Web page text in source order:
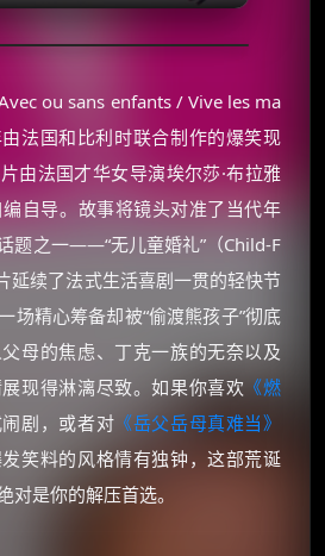
Avec ou sans enfants / Vive les ma
法国和比利时联合制作的爆笑现
由法国才华女导演埃尔莎·布拉雅
自导。故事将镜头对准了当代年
题之一——“无儿童婚礼”（Child-F
延续了法式生活喜剧一贯的轻快节
场精心筹备却被“偷渡熊孩子”彻底
母的焦虑、丁克一族的无奈以及
现得淋漓尽致。如果你喜欢 《燃
剧，或者对 《岳父岳母真难当》
笑料的风格情有独钟，这部荒诞
对是你的解压首选。